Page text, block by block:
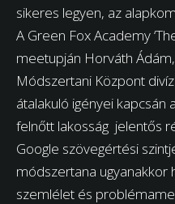
sikeres legyen, az
A Green Fox Academy
meetupján Horváth
Módszertani Központ
átalakuló igényei kapcsán
felnőtt lakosság jelentős
Google szövegértési
módszertana ugyanakkor
szemlélet és